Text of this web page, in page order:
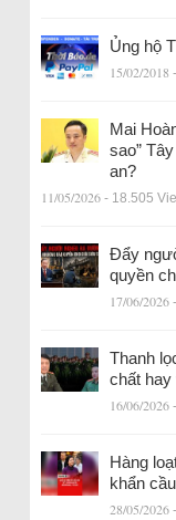
Ủng hộ
15/02/2018
Mai
sao”
an?
11/05/2026 - 18.505
Đẩy
quyền
17/06/2026
Thanh
chất hay
16/06/2026
Hàng
khẩn
28/05/2026